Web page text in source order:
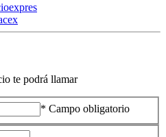
te podrá llamar
* Campo obligatorio